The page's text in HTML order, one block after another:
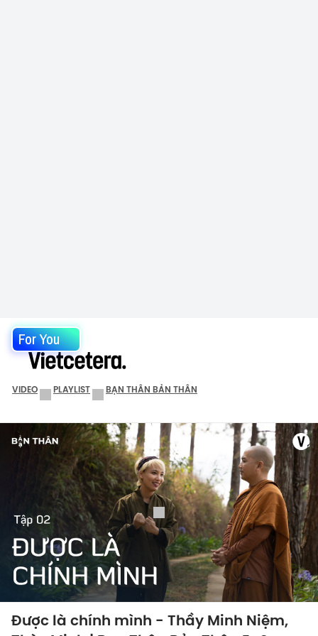
For You
VIDEO PLAYLIST BẠN THÂN BẢN THÂN
Được là chính mình - Thầy Minh Niệm,